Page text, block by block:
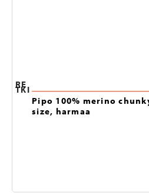
RE
TKI
Pipo 100% merino
size, harmaa